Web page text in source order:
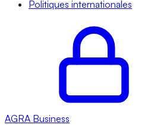
Politiques internationales
AGRA Business